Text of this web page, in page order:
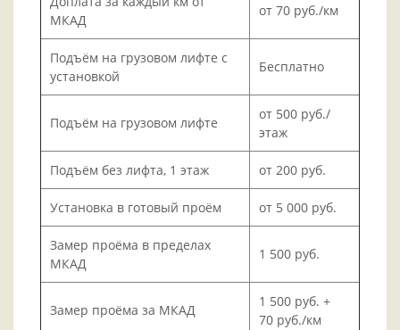
МКАД
от 70 руб./км
Подъём на грузовом лифте с
установкой
Бесплатно
Подъём на грузовом лифте
от 500 руб./
этаж
Подъём без лифта, 1 этаж от 200 руб.
Установка в готовый проём от 5 000 руб.
Замер проёма в пределах
МКАД
1 500 руб.
Замер проёма за МКАД
1 500 руб. +
70 руб./км